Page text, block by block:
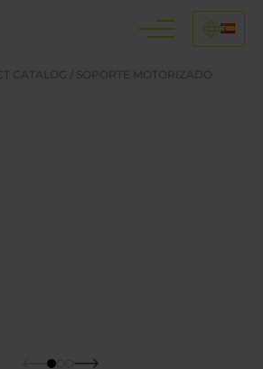
CATALOG / SOPORTE MOTORIZADO